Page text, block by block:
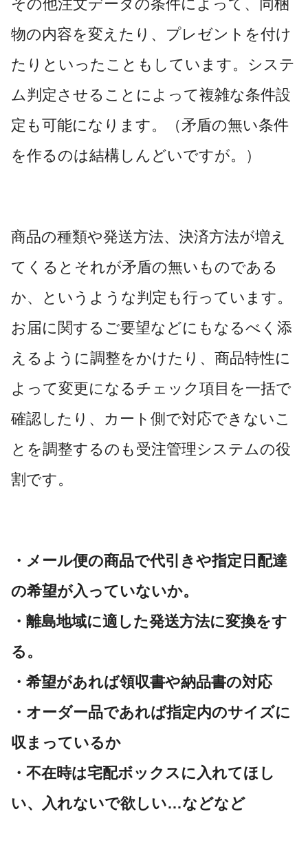
その他注文データの条件によって、同梱
物の内容を変えたり、プレゼントを付け
たりといったこともしています。システ
ム判定させることによって複雑な条件設
定も可能になります。（矛盾の無い条件
を作るのは結構しんどいですが。）
商品の種類や発送方法、決済方法が増え
てくるとそれが矛盾の無いものである
か、というような判定も行っています。
お届に関するご要望などにもなるべく添
えるように調整をかけたり、商品特性に
よって変更になるチェック項目を一括で
確認したり、カート側で対応できないこ
とを調整するのも受注管理システムの役
割です。
・メール便の商品で代引きや指定日配達
の希望が入っていないか。
・離島地域に適した発送方法に変換をす
る。
・希望があれば領収書や納品書の対応
・オーダー品であれば指定内のサイズに
収まっているか
・不在時は宅配ボックスに入れてほし
い、入れないで欲しい…などなど